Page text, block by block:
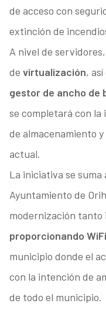
de acceso con
extinción de
A nivel de
de virtualización,
gestor de ancho de
se completará con la
de almacenamiento
actual.
La iniciativa se suma
Ayuntamiento de
modernización
proporcionando WiFi
municipio donde el
con la intención de
de todo el municipio.